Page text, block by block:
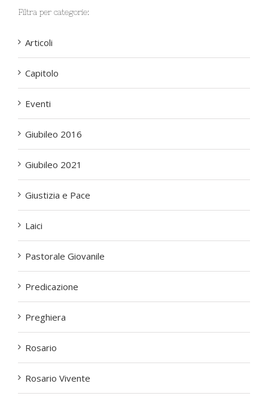
Filtra per categorie:
Articoli
Capitolo
Eventi
Giubileo 2016
Giubileo 2021
Giustizia e Pace
Laici
Pastorale Giovanile
Predicazione
Preghiera
Rosario
Rosario Vivente